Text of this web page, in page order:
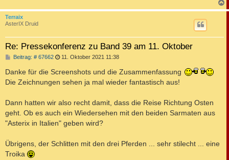
a
Terraix
AsterIX Druid
Re: Pressekonferenz zu Band 39 am 11. Oktober
Beitrag: # 67662B
i
t
r
11. Oktober 2021 11:38
Danke für die Screenshots und die Zusammenfassung
Die Zeichnungen sehen ja mal wieder fantastisch aus!
Dann hatten wir also recht damit, dass die Reise Richtung Osten
geht. Ob es auch ein Wiedersehen mit den beiden Sarmaten aus
"Asterix in Italien" geben wird?
Übrigens, der Schlitten mit den drei Pferden ... sehr stilecht ... eine
Troika